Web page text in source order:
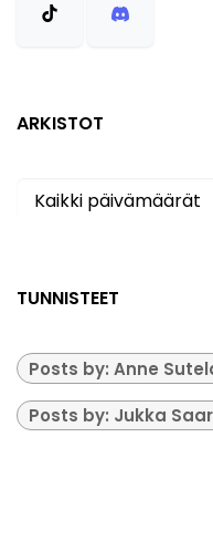
ARKISTOT
TUNNISTEET
Posts by: Anne
Posts by: Jukka